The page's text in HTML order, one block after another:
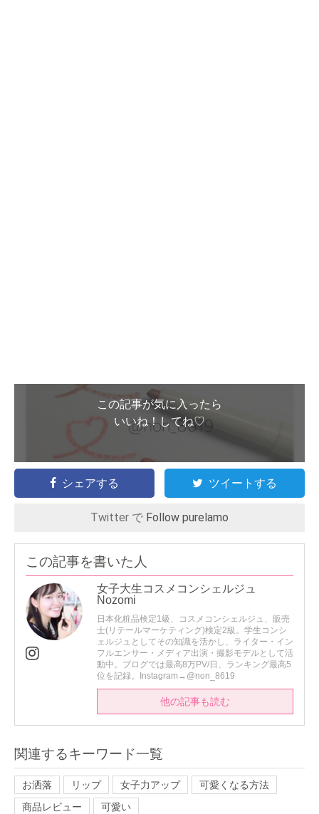
この記事が気に入ったら
いいね！してね♡
シェアする ツイートする
Twitter で Follow purelamo
この記事を書いた人
女子大生コスメコンシェルジュ
Nozomi
日本化粧品検定1級、コスメコンシェルジュ、販売
士(リテールマーケティング)検定2級。学生コンシ
ェルジュとしてその知識を活かし、ライター・イン
フルエンサー・メディア出演・撮影モデルとして活
動中。ブログでは最高8万PV/日、ランキング最高5
位を記録。Instagram→@non_8619
他の記事も読む
関連するキーワード一覧
お洒落 リップ 女子力アップ
可愛くなる方法
商品レビュー
可愛い